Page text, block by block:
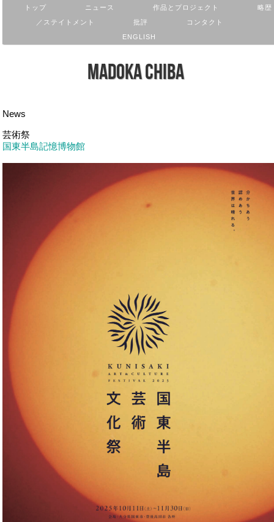
トップ ニュース 作品とプロジェクト
略歴
／ステイトメント
批評
コンタクト
ENGLISH
Madoka Chiba
News
芸術祭
国東半島記憶博物館